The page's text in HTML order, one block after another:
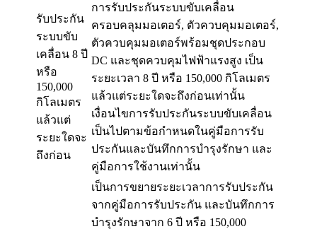
รับประกัน
ระบบขับ
เคลื่อน 8 ปี
หรือ
150,000
กิโลเมตร
แล้วแต่
ระยะใดจะ
ถึงก่อน
การรับประกันระบบขับเคลื่อน
ครอบคลุมมอเตอร์, ตัวควบคุมมอเตอร์,
ตัวควบคุมมอเตอร์พร้อมชุดประกอบ
DC และชุดควบคุมไฟฟ้าแรงสูง เป็น
ระยะเวลา 8 ปี หรือ 150,000 กิโลเมตร
แล้วแต่ระยะใดจะถึงก่อนเท่านั้น
เงื่อนไขการรับประกันระบบขับเคลื่อน
เป็นไปตามข้อกำหนดในคู่มือการรับ
ประกันและบันทึกการบำรุงรักษา และ
คู่มือการใช้งานเท่านั้น
เป็นการขยายระยะเวลาการรับประกัน
จากคู่มือการรับประกัน และบันทึกการ
บำรุงรักษาจาก 6 ปี หรือ 150,000